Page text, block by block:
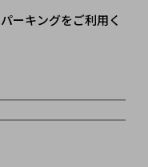
ーキングをご利用く